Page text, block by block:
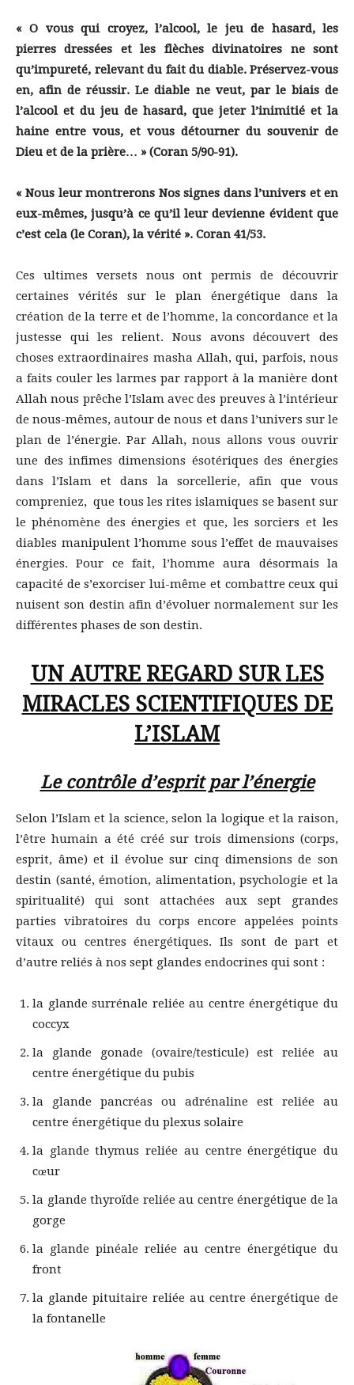
« O vous qui croyez, l’alcool, le jeu de hasard, les
pierres dressées et les flèches divinatoires ne sont
qu’impureté, relevant du fait du diable. Préservez-vous
en, afin de réussir. Le diable ne veut, par le biais de
l’alcool et du jeu de hasard, que jeter l’inimitié et la
haine entre vous, et vous détourner du souvenir de
Dieu et de la prière… » (Coran 5/90-91).
« Nous leur montrerons Nos signes dans l’univers et en
eux-mêmes, jusqu’à ce qu’il leur devienne évident que
c’est cela (le Coran), la vérité ». Coran 41/53.
Ces ultimes versets nous ont permis de découvrir
certaines vérités sur le plan énergétique dans la
création de la terre et de l’homme, la concordance et la
justesse qui les relient. Nous avons découvert des
choses extraordinaires masha Allah, qui, parfois, nous
a faits couler les larmes par rapport à la manière dont
Allah nous prêche l’Islam avec des preuves à l’intérieur
de nous-mêmes, autour de nous et dans l’univers sur le
plan de l’énergie. Par Allah, nous allons vous ouvrir
une des infimes dimensions ésotériques des énergies
dans l’Islam et dans la sorcellerie, afin que vous
compreniez, que tous les rites islamiques se basent sur
le phénomène des énergies et que, les sorciers et les
diables manipulent l’homme sous l’effet de mauvaises
énergies. Pour ce fait, l’homme aura désormais la
capacité de s’exorciser lui-même et combattre ceux qui
nuisent son destin afin d’évoluer normalement sur les
différentes phases de son destin.
UN AUTRE REGARD SUR LES
MIRACLES SCIENTIFIQUES DE
L’ISLAM
Le contrôle d’esprit par l’énergie
Selon l’Islam et la science, selon la logique et la raison,
l’être humain a été créé sur trois dimensions (corps,
esprit, âme) et il évolue sur cinq dimensions de son
destin (santé, émotion, alimentation, psychologie et la
spiritualité) qui sont attachées aux sept grandes
parties vibratoires du corps encore appelées points
vitaux ou centres énergétiques. Ils sont de part et
d’autre reliés à nos sept glandes endocrines qui sont :
la glande surrénale reliée au centre énergétique du
coccyx
la glande gonade (ovaire/testicule) est reliée au
centre énergétique du pubis
la glande pancréas ou adrénaline est reliée au
centre énergétique du plexus solaire
la glande thymus reliée au centre énergétique du
cœur
la glande thyroïde reliée au centre énergétique de la
gorge
la glande pinéale reliée au centre énergétique du
front
la glande pituitaire reliée au centre énergétique de
la fontanelle